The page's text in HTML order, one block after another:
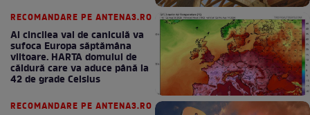
RECOMANDARE PE ANTENA3.RO
Al cincilea val de caniculă va
sufoca Europa săptămâna
viitoare. HARTA domului de
căldură care va aduce până la
42 de grade Celsius
RECOMANDARE PE ANTENA3.RO